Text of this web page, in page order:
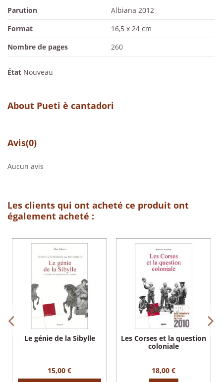
Parution
Albiana 2012
Format
16,5 x 24 cm
Nombre de pages
260
État Nouveau
About Pueti è cantadori
Avis(0)
Aucun avis
Les clients qui ont acheté ce produit ont
également acheté :
Le génie de la Sibylle
15,00 €
Les Corses et la question
coloniale
18,00 €